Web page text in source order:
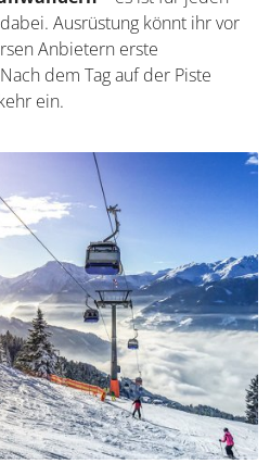
mangelt es im Ötztal
Snowboardfahren,
– es ist für jeden
Ausrüstung könnt ihr vor
Anbietern erste
ein.